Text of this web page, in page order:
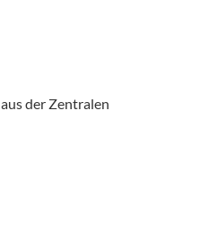
aus der Zentralen